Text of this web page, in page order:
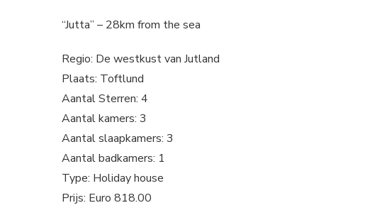
“Jutta” – 28km from the sea
Regio: De westkust van Jutland
Plaats: Toftlund
Aantal Sterren: 4
Aantal kamers: 3
Aantal slaapkamers: 3
Aantal badkamers: 1
Type: Holiday house
Prijs: Euro 818.00